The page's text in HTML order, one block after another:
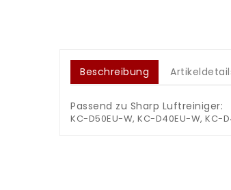
Beschreibung
Passend zu Sharp Luftreiniger:
KC-D50EU-W, KC-D40EU-W, KC-